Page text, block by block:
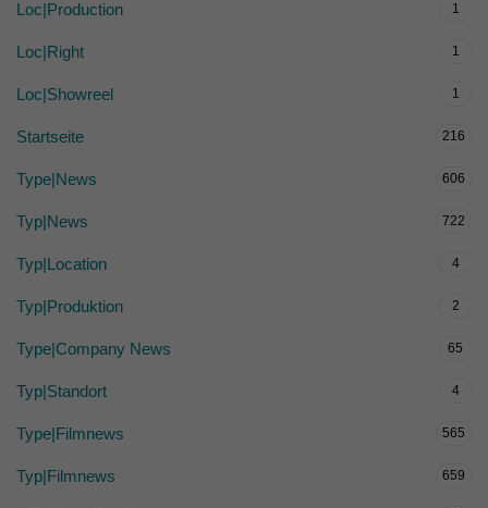
Loc|Production 1
Loc|Right 1
Loc|Showreel 1
Startseite 216
Type|News 606
Typ|News 722
Typ|Location 4
Typ|Produktion 2
Type|Company News 65
Typ|Standort 4
Type|Filmnews 565
Typ|Filmnews 659